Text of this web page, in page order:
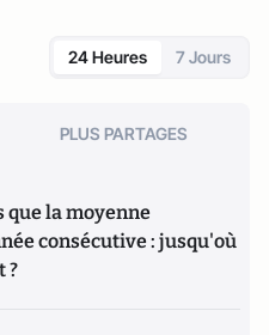
24 Heures 7 Jours
PLUS PARTAGES
que la moyenne
consécutive : jusqu'où
?